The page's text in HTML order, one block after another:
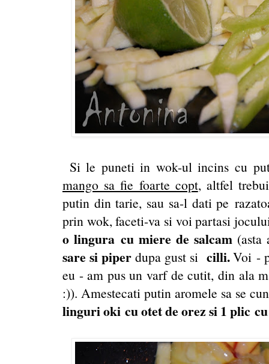
Si le puneti in wok-ul incins cu
mango sa fie foarte copt, altfel
putin din tarie, sau sa-l dati pe
prin wok, faceti-va si voi partasi
o lingura cu miere de salcam (asta
sare si piperdupa gust si cilli.Voi -
eu - am pus un varf de cutit, din ala
:)). Amestecati putin aromele sa se
linguri oki cu otet de orez si 1 plic